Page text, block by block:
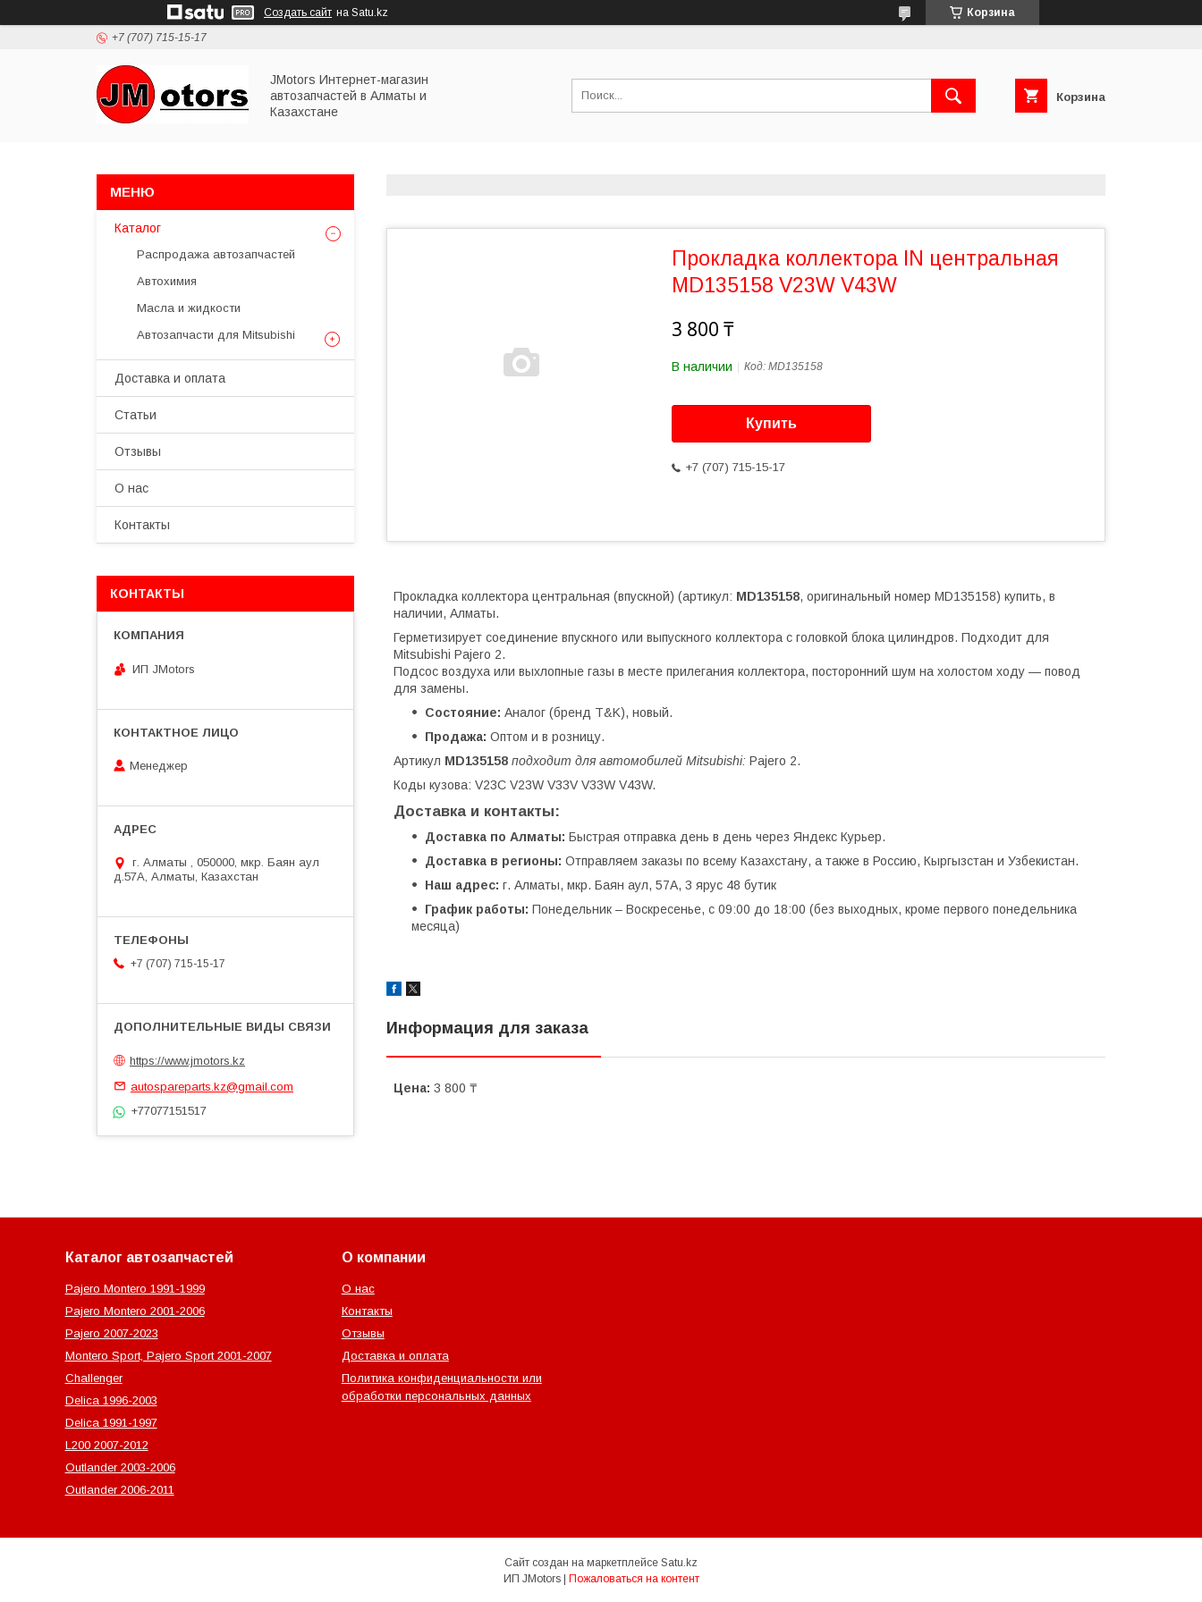
Создать сайт на Satu.kz Корзина
+7 (707) 715-15-17
JMotors Интернет-магазин
автозапчастей в Алматы и
Казахстане
Корзина
Прокладка коллектора IN центральная
MD135158 V23W V43W
3 800 ₸
В наличии Код: MD135158
Купить
+7 (707) 715-15-17
Прокладка коллектора центральная (впускной) (артикул: MD135158, оригинальный номер MD135158) купить, в
наличии, Алматы.
Герметизирует соединение впускного или выпускного коллектора с головкой блока цилиндров. Подходит для
Mitsubishi Pajero 2.
Подсос воздуха или выхлопные газы в месте прилегания коллектора, посторонний шум на холостом ходу — повод
для замены.
Состояние: Аналог (бренд T&K), новый.
Продажа: Оптом и в розницу.
Артикул MD135158 подходит для автомобилей Mitsubishi: Pajero 2.
Коды кузова: V23C V23W V33V V33W V43W.
Доставка и контакты:
Доставка по Алматы: Быстрая отправка день в день через Яндекс Курьер.
Доставка в регионы: Отправляем заказы по всему Казахстану, а также в Россию, Кыргызстан и Узбекистан.
Наш адрес: г. Алматы, мкр. Баян аул, 57А, 3 ярус 48 бутик
График работы: Понедельник – Воскресенье, с 09:00 до 18:00 (без выходных, кроме первого понедельника
месяца)
Информация для заказа
Цена: 3 800 ₸
Каталог
Распродажа автозапчастей
Автохимия
Масла и жидкости
Автозапчасти для Mitsubishi
Доставка и оплата
Статьи
Отзывы
О нас
Контакты
КОНТАКТЫ
ИП JMotors
Менеджер
г. Алматы , 050000, мкр. Баян аул
д.57А, Алматы, Казахстан
+7 (707) 715-15-17
https://www.jmotors.kz
autospareparts.kz@gmail.com
+77077151517
Каталог автозапчастей
Pajero Montero 1991-1999
Pajero Montero 2001-2006
Pajero 2007-2023
Montero Sport, Pajero Sport 2001-2007
Challenger
Delica 1996-2003
Delica 1991-1997
L200 2007-2012
Outlander‎ 2003-2006
Outlander‎ 2006-2011
О компании
О нас
Контакты
Отзывы
Доставка и оплата
Политика конфиденциальности или
обработки персональных данных
Сайт создан на маркетплейсе Satu.kz
ИП JMotors | Пожаловаться на контент